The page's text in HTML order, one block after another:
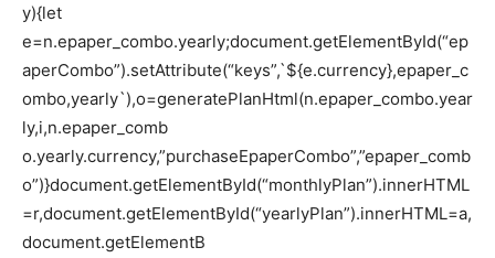
y){let
e=n.epaper_combo.yearly;document.getElementById(“ep
aperCombo”).setAttribute(“keys”,`${e.currency},epaper_c
ombo,yearly`),o=generatePlanHtml(n.epaper_combo.year
ly,i,n.epaper_comb
o.yearly.currency,”purchaseEpaperCombo”,”epaper_comb
o”)}document.getElementById(“monthlyPlan”).innerHTML
=r,document.getElementById(“yearlyPlan”).innerHTML=a,
document.getElementB